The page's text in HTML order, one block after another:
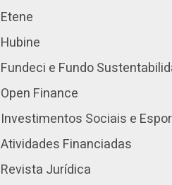
Etene
Hubine
Fundeci e Fundo
Open Finance
Investimentos Sociais e
Atividades Financiadas
Revista Jurídica